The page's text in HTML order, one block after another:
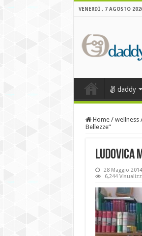
VENERDÌ , 7 AGOSTO
daddy
Home / wellness
Bellezze”
Ludovica
28 Maggio 2014
6,244